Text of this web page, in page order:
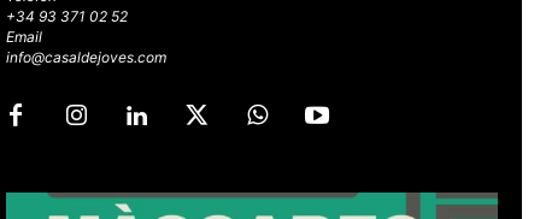
+34 93 371 02 52
Email
info@casaldejoves.com